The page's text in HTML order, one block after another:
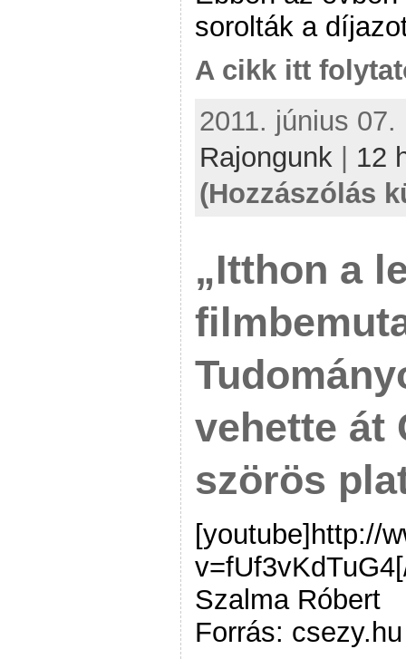
sorolták a
A cikk itt
2011. június
Rajongunk
12
(Hozzászólás
„Itthon a
vehette át
szörös
[youtube]http://
Szalma Róbert
Forrás: